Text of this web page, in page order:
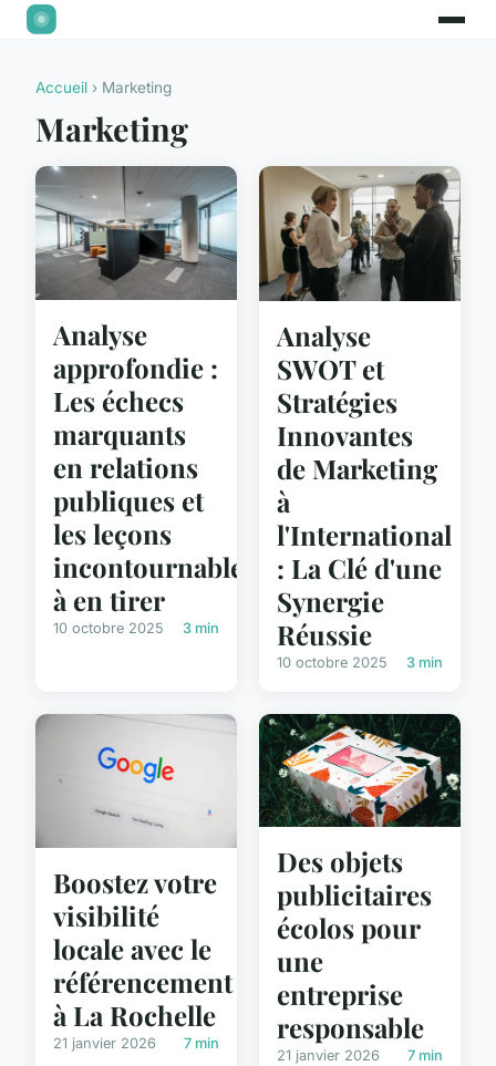
Accueil › Marketing
Marketing
Analyse
approfondie :
Les échecs
marquants
en relations
publiques et
les leçons
incontournables
à en tirer
10 octobre 2025 3 min
Analyse
SWOT et
Stratégies
Innovantes
de Marketing
à
l'International
: La Clé d'une
Synergie
Réussie
10 octobre 2025 3 min
Boostez votre
visibilité
locale avec le
référencement
à La Rochelle
21 janvier 2026 7 min
Des objets
publicitaires
écolos pour
une
entreprise
responsable
21 janvier 2026 7 min